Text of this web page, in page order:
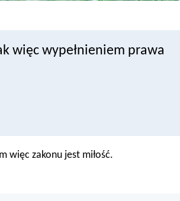
więc wypełnieniem prawa
więc zakonu jest miłość.